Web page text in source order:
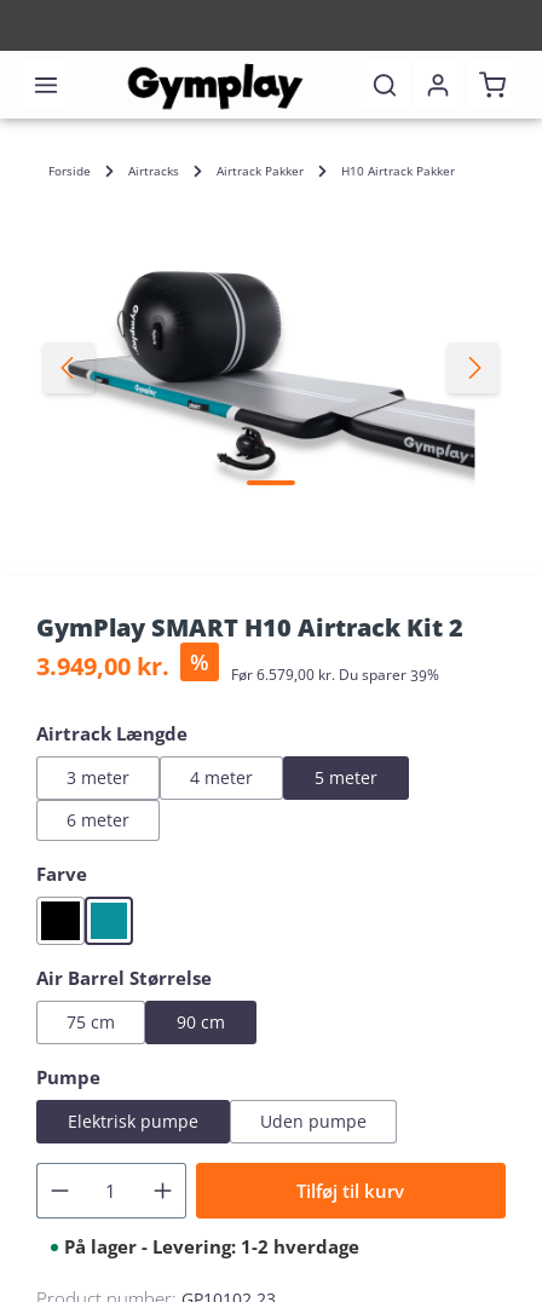
Forside Airtracks Airtrack Pakker H10 Airtrack Pakker
GymPlay SMART H10 Airtrack Kit 2
Sale price:
3.949,00 kr. % FørRegular price:
6.579,00 kr. Du sparer39%
Select
Airtrack Længde
3 meter 4 meter
5 meter
6 meter
Select
Farve
Black Mint
Select
Air Barrel Størrelse
75 cm 90 cm
Select
Pumpe
Elektrisk pumpe Uden pumpe
Tilføj til kurv
På lager - Levering: 1-2 hverdage